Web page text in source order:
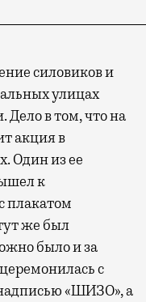
силовиков и
улицах
Дело в том, что на
акция в
Один из ее
к
плакатом
же был
было и за
с
«ШИЗО», а